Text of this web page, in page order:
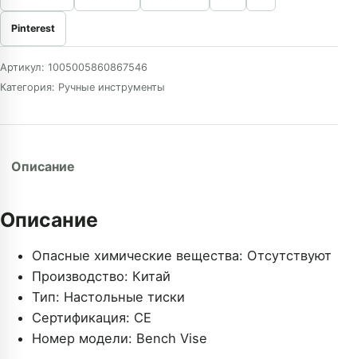
Pinterest
Артикул: 1005005860867546
Категория: Ручные инструменты
Описание
Описание
Опасные химические вещества: Отсутствуют
Производство: Китай
Тип: Настольные тиски
Сертификация: CE
Номер модели: Bench Vise